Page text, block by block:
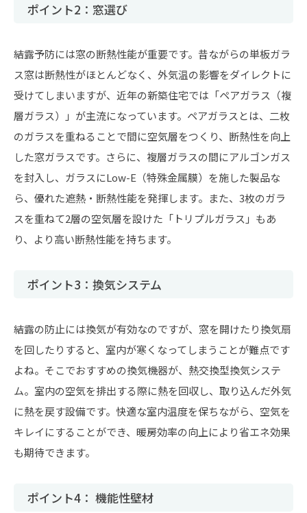
ポイント2：窓選び
結露予防には窓の断熱性能が重要です。昔ながらの単板ガラ
ス窓は断熱性がほとんどなく、外気温の影響をダイレクトに
受けてしまいますが、近年の新築住宅では「ペアガラス（複
層ガラス）」が主流になっています。ペアガラスとは、二枚
のガラスを重ねることで間に空気層をつくり、断熱性を向上
した窓ガラスです。さらに、複層ガラスの間にアルゴンガス
を封入し、ガラスにLow-E（特殊金属膜）を施した製品な
ら、優れた遮熱・断熱性能を発揮します。また、3枚のガラ
スを重ねて2層の空気層を設けた「トリプルガラス」もあ
り、より高い断熱性能を持ちます。
ポイント3：換気システム
結露の防止には換気が有効なのですが、窓を開けたり換気扇
を回したりすると、室内が寒くなってしまうことが難点です
よね。そこでおすすめの換気機器が、熱交換型換気システ
ム。室内の空気を排出する際に熱を回収し、取り込んだ外気
に熱を戻す設備です。快適な室内温度を保ちながら、空気を
キレイにすることができ、暖房効率の向上により省エネ効果
も期待できます。
ポイント4： 機能性壁材